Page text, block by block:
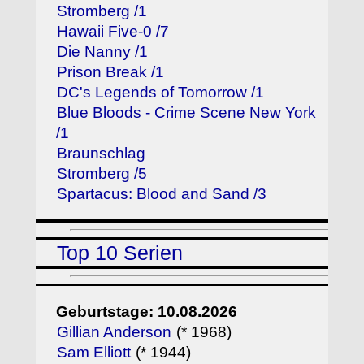
Stromberg /1
Hawaii Five-0 /7
Die Nanny /1
Prison Break /1
DC's Legends of Tomorrow /1
Blue Bloods - Crime Scene New York
/1
Braunschlag
Stromberg /5
Spartacus: Blood and Sand /3
Top 10 Serien
Geburtstage: 10.08.2026
Gillian Anderson (* 1968)
Sam Elliott (* 1944)